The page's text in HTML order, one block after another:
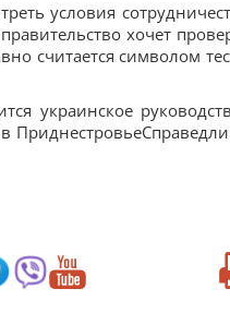
условия
хочет
считается символом
украинское